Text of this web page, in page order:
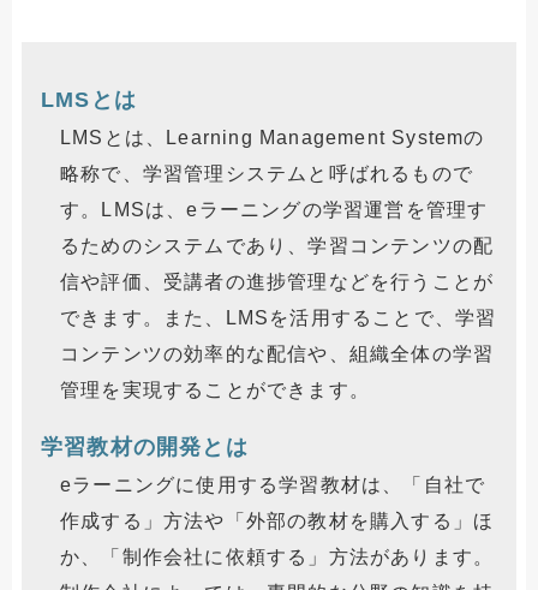
LMSとは
LMSとは、Learning Management Systemの
略称で、学習管理システムと呼ばれるもので
す。LMSは、eラーニングの学習運営を管理す
るためのシステムであり、学習コンテンツの配
信や評価、受講者の進捗管理などを行うことが
できます。また、LMSを活用することで、学習
コンテンツの効率的な配信や、組織全体の学習
管理を実現することができます。
学習教材の開発とは
eラーニングに使用する学習教材は、「自社で
作成する」方法や「外部の教材を購入する」ほ
か、「制作会社に依頼する」方法があります。